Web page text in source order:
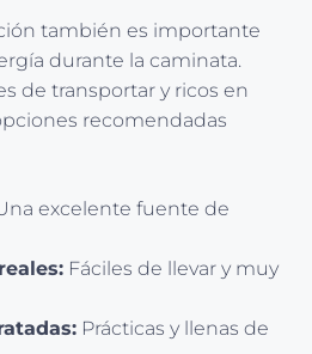
también es importante
durante la caminata.
de transportar y ricos en
recomendadas
excelente fuente de
Fáciles de llevar y muy
Prácticas y llenas de